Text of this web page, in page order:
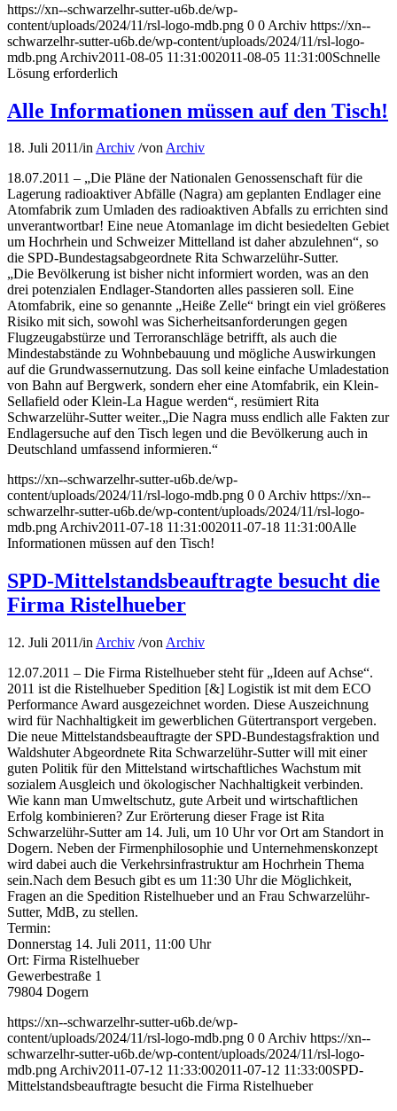
https://xn--schwarzelhr-sutter-u6b.de/wp-
content/uploads/2024/11/rsl-logo-mdb.png 0 0 Archiv https://xn--
schwarzelhr-sutter-u6b.de/wp-content/uploads/2024/11/rsl-logo-
mdb.png Archiv2011-08-05 11:31:002011-08-05 11:31:00Schnelle
Lösung erforderlich
Alle Informationen müssen auf den Tisch!
18. Juli 2011/inArchiv /vonArchiv
18.07.2011 – „Die Pläne der Nationalen Genossenschaft für die
Lagerung radioaktiver Abfälle (Nagra) am geplanten Endlager eine
Atomfabrik zum Umladen des radioaktiven Abfalls zu errichten sind
unverantwortbar! Eine neue Atomanlage im dicht besiedelten Gebiet
um Hochrhein und Schweizer Mittelland ist daher abzulehnen“, so
die SPD-Bundestagsabgeordnete Rita Schwarzelühr-Sutter.
„Die Bevölkerung ist bisher nicht informiert worden, was an den
drei potenzialen Endlager-Standorten alles passieren soll. Eine
Atomfabrik, eine so genannte „Heiße Zelle“ bringt ein viel größeres
Risiko mit sich, sowohl was Sicherheitsanforderungen gegen
Flugzeugabstürze und Terroranschläge betrifft, als auch die
Mindestabstände zu Wohnbebauung und mögliche Auswirkungen
auf die Grundwassernutzung. Das soll keine einfache Umladestation
von Bahn auf Bergwerk, sondern eher eine Atomfabrik, ein Klein-
Sellafield oder Klein-La Hague werden“, resümiert Rita
Schwarzelühr-Sutter weiter.„Die Nagra muss endlich alle Fakten zur
Endlagersuche auf den Tisch legen und die Bevölkerung auch in
Deutschland umfassend informieren.“
https://xn--schwarzelhr-sutter-u6b.de/wp-
content/uploads/2024/11/rsl-logo-mdb.png 0 0Archiv https://xn--
schwarzelhr-sutter-u6b.de/wp-content/uploads/2024/11/rsl-logo-
mdb.pngArchiv2011-07-18 11:31:002011-07-18 11:31:00Alle
Informationen müssen auf den Tisch!
SPD-Mittelstandsbeauftragte besucht die
Firma Ristelhueber
12. Juli 2011/in Archiv /von Archiv
12.07.2011 – Die Firma Ristelhueber steht für „Ideen auf Achse“.
2011 ist die Ristelhueber Spedition [&] Logistik ist mit dem ECO
Performance Award ausgezeichnet worden. Diese Auszeichnung
wird für Nachhaltigkeit im gewerblichen Gütertransport vergeben.
Die neue Mittelstandsbeauftragte der SPD-Bundestagsfraktion und
Waldshuter Abgeordnete Rita Schwarzelühr-Sutter will mit einer
guten Politik für den Mittelstand wirtschaftliches Wachstum mit
sozialem Ausgleich und ökologischer Nachhaltigkeit verbinden.
Wie kann man Umweltschutz, gute Arbeit und wirtschaftlichen
Erfolg kombinieren? Zur Erörterung dieser Frage ist Rita
Schwarzelühr-Sutter am 14. Juli, um 10 Uhr vor Ort am Standort in
Dogern. Neben der Firmenphilosophie und Unternehmenskonzept
wird dabei auch die Verkehrsinfrastruktur am Hochrhein Thema
sein.Nach dem Besuch gibt es um 11:30 Uhr die Möglichkeit,
Fragen an die Spedition Ristelhueber und an Frau Schwarzelühr-
Sutter, MdB, zu stellen.
Termin:
Donnerstag 14. Juli 2011, 11:00 Uhr
Ort: Firma Ristelhueber
Gewerbestraße 1
79804 Dogern
https://xn--schwarzelhr-sutter-u6b.de/wp-
content/uploads/2024/11/rsl-logo-mdb.png 0 0 Archiv https://xn--
schwarzelhr-sutter-u6b.de/wp-content/uploads/2024/11/rsl-logo-
mdb.png Archiv2011-07-12 11:33:002011-07-12 11:33:00SPD-
Mittelstandsbeauftragte besucht die Firma Ristelhueber